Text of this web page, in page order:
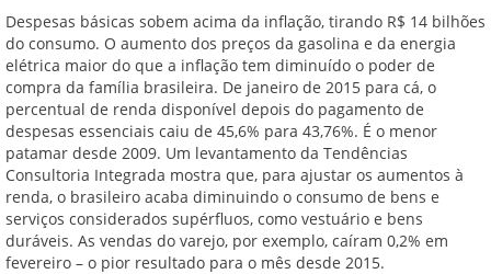
Despesas básicas sobem acima da inflação, tirando R$ 14 bilhões
do consumo. O aumento dos preços da gasolina e da energia
elétrica maior do que a inflação tem diminuído o poder de
compra da família brasileira. De janeiro de 2015 para cá, o
percentual de renda disponível depois do pagamento de
despesas essenciais caiu de 45,6% para 43,76%. É o menor
patamar desde 2009. Um levantamento da Tendências
Consultoria Integrada mostra que, para ajustar os aumentos à
renda, o brasileiro acaba diminuindo o consumo de bens e
serviços considerados supérfluos, como vestuário e bens
duráveis. As vendas do varejo, por exemplo, caíram 0,2% em
fevereiro – o pior resultado para o mês desde 2015.